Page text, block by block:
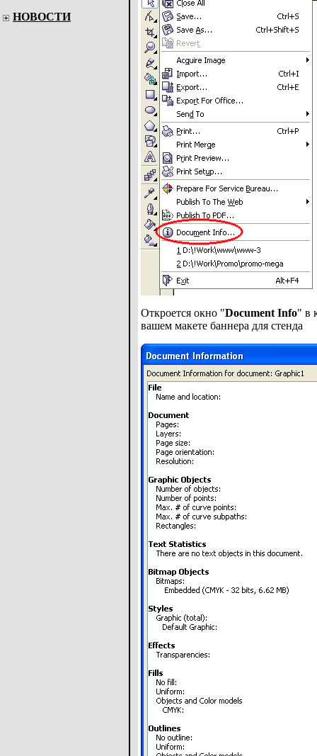
НОВОСТИ
Откроется окно "Document Info" в
вашем макете баннера для стенда